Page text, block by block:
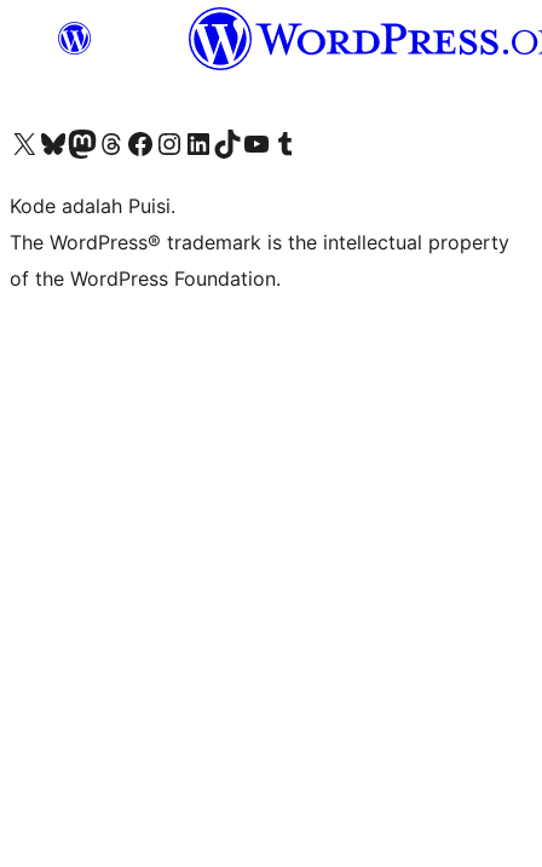
Kunjungi akun X (sebelumnya Twitter) kamiVisit our Bluesky account
Kunjungi akun Mastodon kami
Visit our Threads account
Kunjungi halaman Facebook kamiKunjungi akun Instagram kamiKunjungi akun LinkedIn kami
Visit our TikTok account
Kunjungi channel YouTube kamiVisit our Tumblr account
Kode adalah Puisi.
The WordPress® trademark is the intellectual property
of the WordPress Foundation.